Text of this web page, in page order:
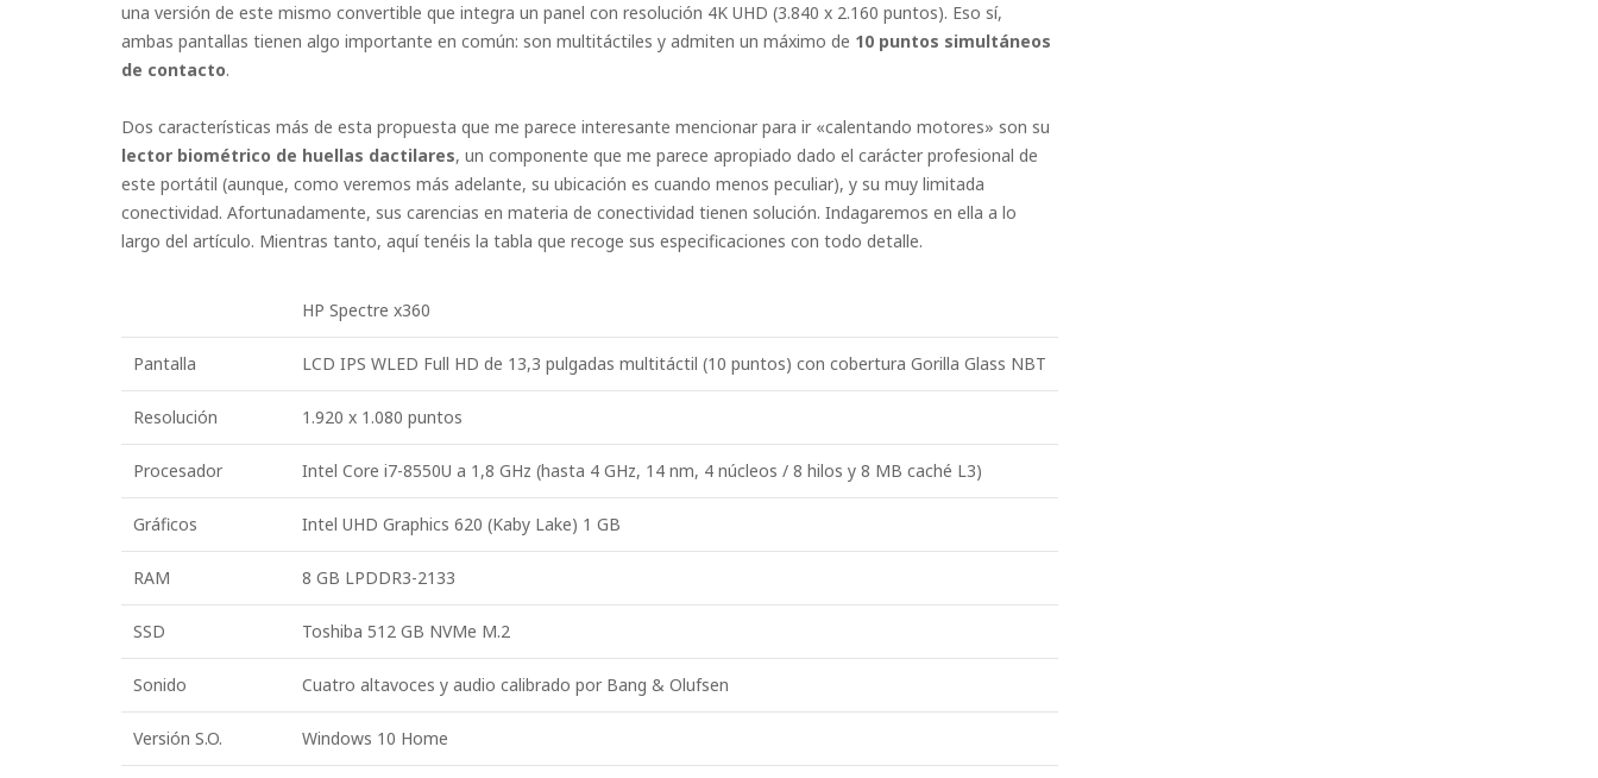
una versión de este mismo convertible que integra un panel con resolución 4K UHD (3.840 x 2.160 puntos). Eso sí,
ambas pantallas tienen algo importante en común: son multitáctiles y admiten un máximo de 10 puntos simultáneos
de contacto.
Dos características más de esta propuesta que me parece interesante mencionar para ir «calentando motores» son su
lector biométrico de huellas dactilares, un componente que me parece apropiado dado el carácter profesional de
este portátil (aunque, como veremos más adelante, su ubicación es cuando menos peculiar), y su muy limitada
conectividad. Afortunadamente, sus carencias en materia de conectividad tienen solución. Indagaremos en ella a lo
largo del artículo. Mientras tanto, aquí tenéis la tabla que recoge sus especificaciones con todo detalle.
HP Spectre x360
Pantalla LCD IPS WLED Full HD de 13,3 pulgadas multitáctil (10 puntos) con cobertura Gorilla Glass NBT
Resolución 1.920 x 1.080 puntos
Procesador Intel Core i7-8550U a 1,8 GHz (hasta 4 GHz, 14 nm, 4 núcleos / 8 hilos y 8 MB caché L3)
Gráficos Intel UHD Graphics 620 (Kaby Lake) 1 GB
RAM 8 GB LPDDR3-2133
SSD Toshiba 512 GB NVMe M.2
Sonido Cuatro altavoces y audio calibrado por Bang & Olufsen
Versión S.O. Windows 10 Home